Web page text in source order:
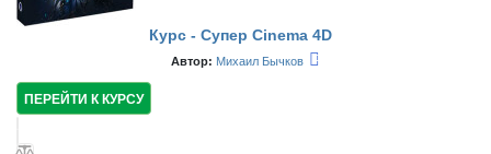
Курс - Супер Cinema 4D
Автор: Михаил Бычков
ПЕРЕЙТИ К КУРСУ